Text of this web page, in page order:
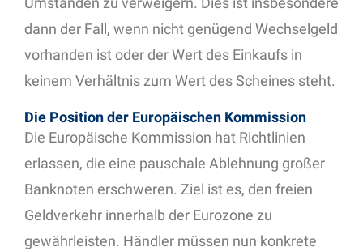
dann der Fall, wenn nicht genügend Wechselgeld
vorhanden ist oder der Wert des Einkaufs in
keinem Verhältnis zum Wert des Scheines steht.
Die Position der Europäischen Kommission
Die Europäische Kommission hat Richtlinien
erlassen, die eine pauschale Ablehnung großer
Banknoten erschweren. Ziel ist es, den freien
Geldverkehr innerhalb der Eurozone zu
gewährleisten. Händler müssen nun konkrete